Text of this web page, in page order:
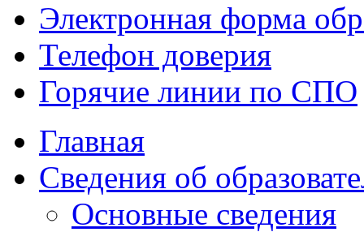
Электронная форма
Телефон доверия
Горячие линии по СПО
Главная
Сведения об
Основные сведения